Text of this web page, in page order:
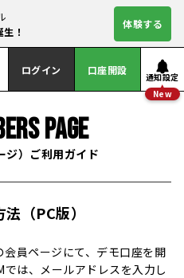
！
体験する
ログイン 口座開設
通知設定
New
PAGE
）ご利用ガイド
（PC版）
員ページにて、デモ口座を開
は、メールアドレスを入力し